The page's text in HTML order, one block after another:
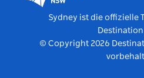
Vivid Sydney
Sydney ist die offizielle
Destination
© Copyright 2026